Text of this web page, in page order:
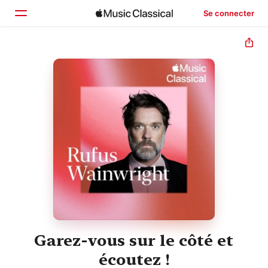
Se connecter
Accueil
Garez-vous sur le côté et
écoutez !